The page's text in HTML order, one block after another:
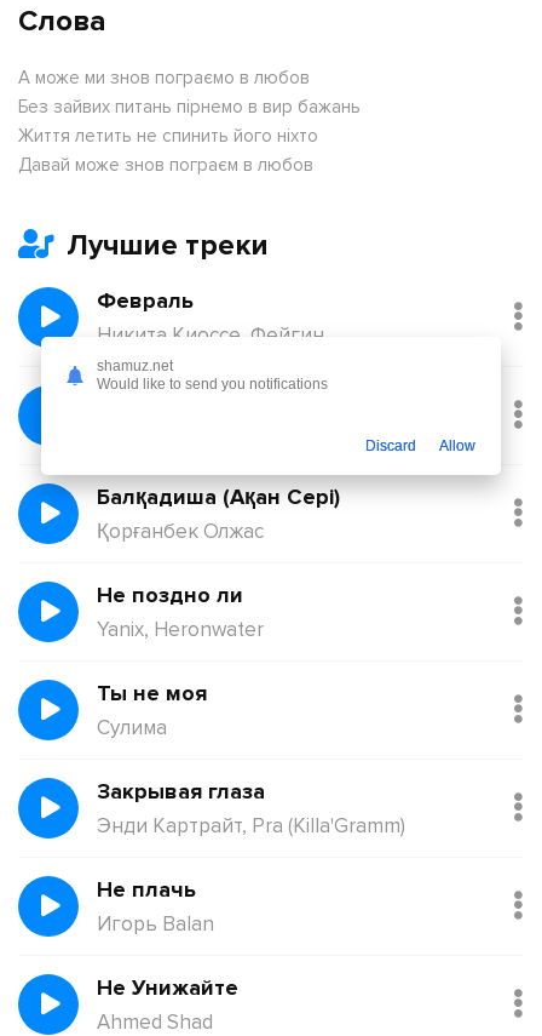
Слова
А може ми знов пограємо в любов
Без зайвих питань пірнемо в вир бажань
Життя летить не спинить його ніхто
Давай може знов пограєм в любов
Лучшие треки
Февраль
Никита Киоссе, Фейгин
Балқадиша (Ақан Сері)
Қорғанбек Олжас
Не поздно ли
Yanix, Heronwater
Ты не моя
Сулима
Закрывая глаза
Энди Картрайт, Pra (Killa'Gramm)
Не плачь
Игорь Balan
Не Унижайте
Ahmed Shad
shamuz.net
Would like to send you notifications
Discard Allow